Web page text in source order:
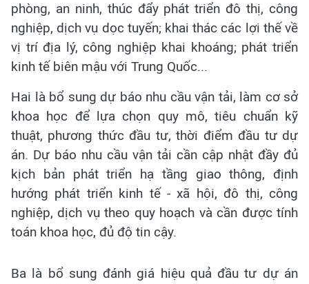
phòng, an ninh, thúc đẩy phát triển đô thị, công
nghiệp, dịch vụ dọc tuyến; khai thác các lợi thế về
vị trí địa lý, công nghiệp khai khoáng; phát triển
kinh tế biên mậu với Trung Quốc...
Hai là bổ sung dự báo nhu cầu vận tải, làm cơ sở
khoa học để lựa chọn quy mô, tiêu chuẩn kỹ
thuật, phương thức đầu tư, thời điểm đầu tư dự
án. Dự báo nhu cầu vận tải cần cập nhật đầy đủ
kịch bản phát triển hạ tầng giao thông, định
hướng phát triển kinh tế - xã hội, đô thị, công
nghiệp, dịch vụ theo quy hoạch và cần được tính
toán khoa học, đủ độ tin cậy.
Ba là bổ sung đánh giá hiệu quả đầu tư dự án